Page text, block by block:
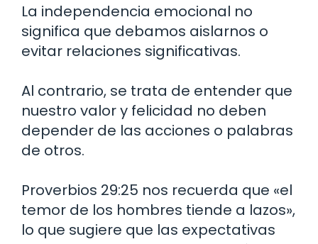
La independencia emocional no
significa que debamos aislarnos o
evitar relaciones significativas.
Al contrario, se trata de entender que
nuestro valor y felicidad no deben
depender de las acciones o palabras
de otros.
Proverbios 29:25 nos recuerda que «el
temor de los hombres tiende a lazos»,
lo que sugiere que las expectativas